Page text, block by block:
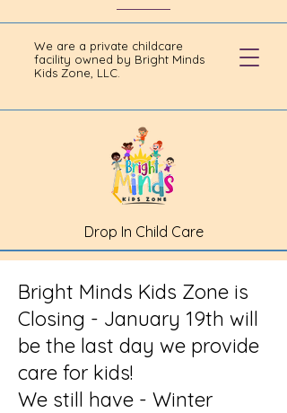
We are a private childcare
facility owned by Bright Minds
Kids Zone, LLC.
Drop In Child Care
Bright Minds Kids Zone is
Closing - January 19th will
be the last day we provide
care for kids!
We still have - Winter